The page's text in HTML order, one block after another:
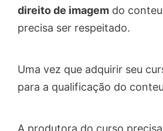
direito de imagem do
precisa ser respeitado.
Uma vez que adquirir seu
para a qualificação do